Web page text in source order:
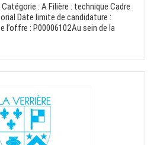
: A Filière : technique Cadre
Date limite de candidature :
l’offre : P00006102Au sein de la